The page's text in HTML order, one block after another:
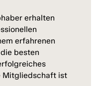
erhalten
erfahrenen
besten
Mitgliedschaft ist